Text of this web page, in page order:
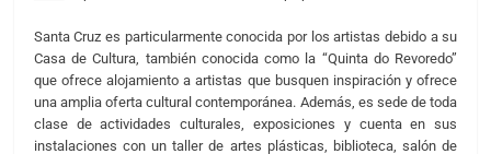
Santa Cruz es particularmente conocida por los artistas debido a su
Casa de Cultura, también conocida como la “Quinta do Revoredo”
que ofrece alojamiento a artistas que busquen inspiración y ofrece
una amplia oferta cultural contemporánea. Además, es sede de toda
clase de actividades culturales, exposiciones y cuenta en sus
instalaciones con un taller de artes plásticas, biblioteca, salón de